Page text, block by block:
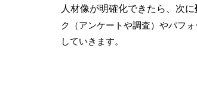
人材像が明確化できたら、次に
ク（アンケートや調査）やパフ
していきます。